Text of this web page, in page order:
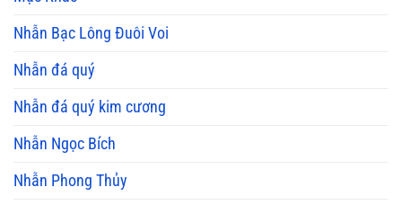
Nhẫn Bạc Lông Đuôi Voi
Nhẫn đá quý
Nhẫn đá quý kim cương
Nhẫn Ngọc Bích
Nhẫn Phong Thủy